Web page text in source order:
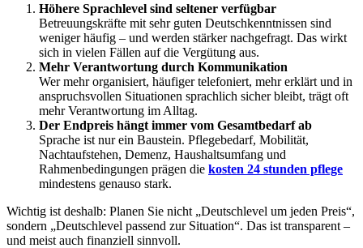
Höhere Sprachlevel sind seltener verfügbar
Betreuungskräfte mit sehr guten Deutschkenntnissen sind
weniger häufig – und werden stärker nachgefragt. Das wirkt
sich in vielen Fällen auf die Vergütung aus.
Mehr Verantwortung durch Kommunikation
Wer mehr organisiert, häufiger telefoniert, mehr erklärt und in
anspruchsvollen Situationen sprachlich sicher bleibt, trägt oft
mehr Verantwortung im Alltag.
Der Endpreis hängt immer vom Gesamtbedarf ab
Sprache ist nur ein Baustein. Pflegebedarf, Mobilität,
Nachtaufstehen, Demenz, Haushaltsumfang und
Rahmenbedingungen prägen die kosten 24 stunden pflege
mindestens genauso stark.
Wichtig ist deshalb: Planen Sie nicht „Deutschlevel um jeden Preis“,
sondern „Deutschlevel passend zur Situation“. Das ist transparent –
und meist auch finanziell sinnvoll.